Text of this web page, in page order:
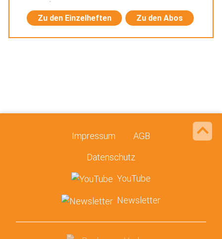
Zu den Einzelheften Zu den Abos
Impressum AGB
Datenschutz
YouTube
Newsletter